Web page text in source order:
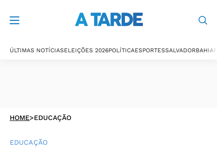
ÚLTIMAS NOTÍCIASELEIÇÕES 2026POLÍTICAESPORTESSALVADORBAHIA
HOME>EDUCAÇÃO
EDUCAÇÃO